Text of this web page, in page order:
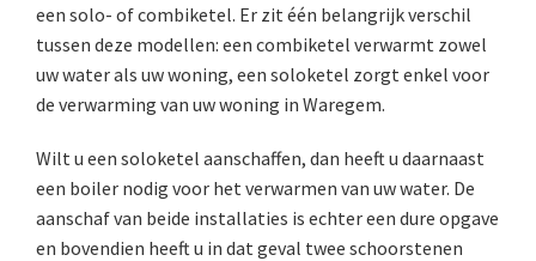
een solo- of combiketel. Er zit één belangrijk verschil
tussen deze modellen: een combiketel verwarmt zowel
uw water als uw woning, een soloketel zorgt enkel voor
de verwarming van uw woning in Waregem.
Wilt u een soloketel aanschaffen, dan heeft u daarnaast
een boiler nodig voor het verwarmen van uw water. De
aanschaf van beide installaties is echter een dure opgave
en bovendien heeft u in dat geval twee schoorstenen